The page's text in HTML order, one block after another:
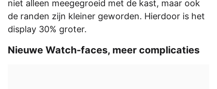
niet alleen meegegroeid met de kast, maar ook
de randen zijn kleiner geworden. Hierdoor is het
display 30% groter.
Nieuwe Watch-faces, meer complicaties